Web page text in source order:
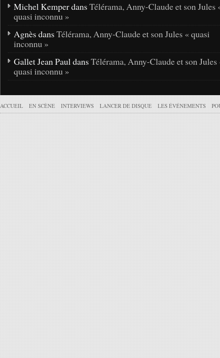
Michel Kemper dans Télérama, Anny-Claude et son Jules
quasi inconnu »
Agnès dans Télérama, Anny-Claude et son Jules « quasi
inconnu »
Gallet Jean Paul dans Télérama, Anny-Claude et son Jules
quasi inconnu »
ACCUEIL EN SCÈNE INTERVIEWS LANCER DE DISQUE LES ÉVÉNEMENTS